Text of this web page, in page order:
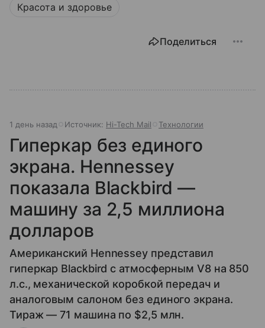
Красота и здоровье
Поделиться
1 день назад Источник: Hi-Tech Mail Технологии
Гиперкар без единого
экрана. Hennessey
показала Blackbird —
машину за 2,5 миллиона
долларов
Американский Hennessey представил
гиперкар Blackbird с атмосферным V8 на 850
л.с., механической коробкой передач и
аналоговым салоном без единого экрана.
Тираж — 71 машина по $2,5 млн.